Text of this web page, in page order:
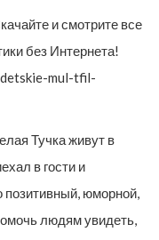
и смотрите все
без Интернета!
mul-tfil-
Тучка живут в
в гости и
позитивный, юморной,
людям увидеть,